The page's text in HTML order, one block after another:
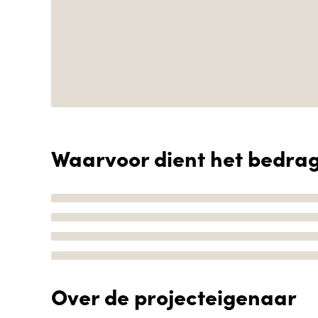
Waarvoor dient het
Over de projecteigenaar